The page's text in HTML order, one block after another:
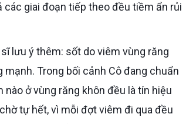
các giai đoạn tiếp theo đều tiềm ẩn rủi
sĩ lưu ý thêm: sốt do viêm vùng răng
Trong bối cảnh Cô đang chuẩn
ở vùng răng khôn đều là tín hiệu
tự hết, vì mỗi đợt viêm đi qua đều